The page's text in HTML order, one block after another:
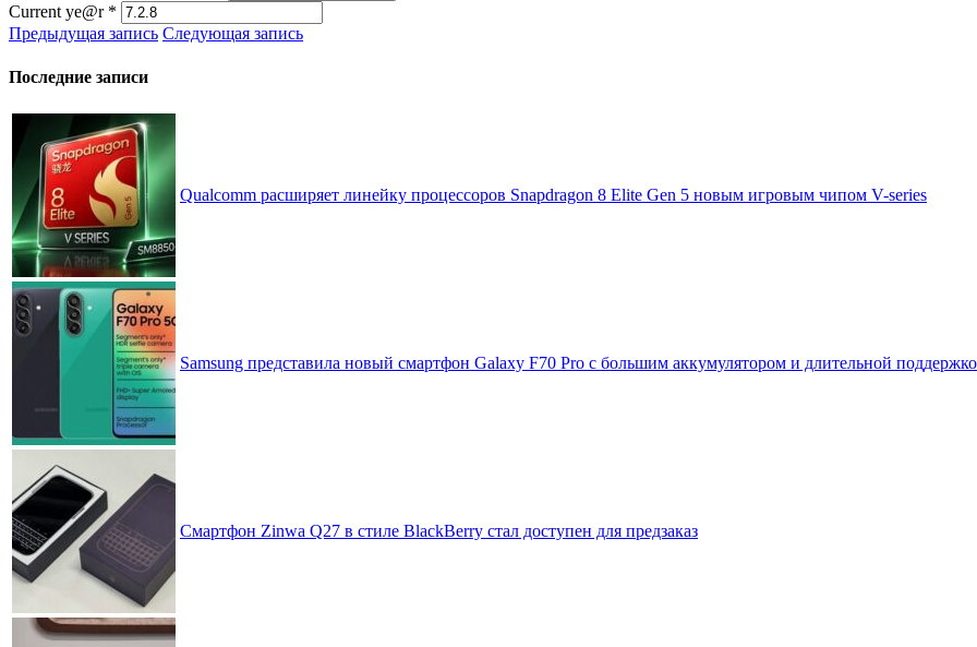
Current ye@r *
Предыдущая запись Следующая запись
Последние записи
Qualcomm расширяет линейку процессоров Snapdragon 8 Elite Gen 5 новым игровым чипом V-series
Samsung представила новый смартфон Galaxy F70 Pro с большим аккумулятором и длительной
Смартфон Zinwa Q27 в стиле BlackBerry стал доступен для предзаказ